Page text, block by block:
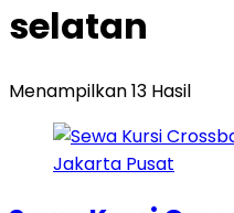
selatan
Menampilkan 13 Hasil